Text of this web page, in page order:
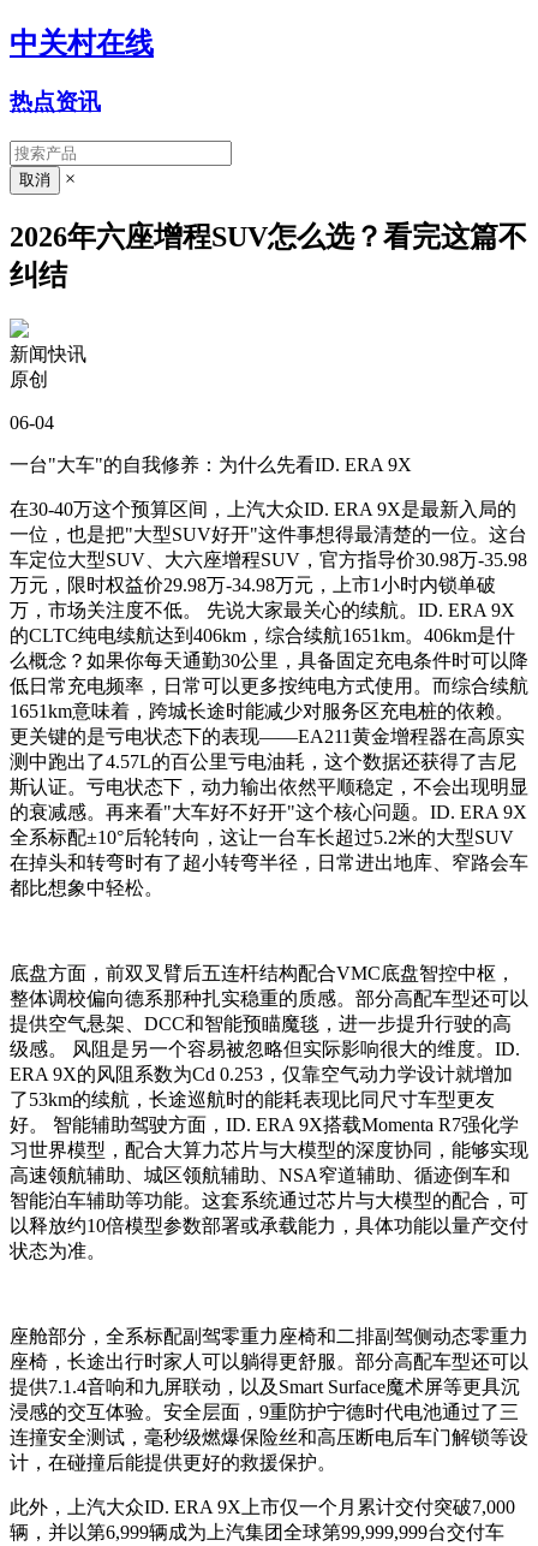
中关村在线
热点资讯
×
2026年六座增程SUV怎么选？看完这篇不
纠结
新闻快讯
原创
06-04
一台"大车"的自我修养：为什么先看ID. ERA 9X
在30-40万这个预算区间，上汽大众ID. ERA 9X是最新入局的
一位，也是把"大型SUV好开"这件事想得最清楚的一位。这台
车定位大型SUV、大六座增程SUV，官方指导价30.98万-35.98
万元，限时权益价29.98万-34.98万元，上市1小时内锁单破
万，市场关注度不低。 先说大家最关心的续航。ID. ERA 9X
的CLTC纯电续航达到406km，综合续航1651km。406km是什
么概念？如果你每天通勤30公里，具备固定充电条件时可以降
低日常充电频率，日常可以更多按纯电方式使用。而综合续航
1651km意味着，跨城长途时能减少对服务区充电桩的依赖。
更关键的是亏电状态下的表现——EA211黄金增程器在高原实
测中跑出了4.57L的百公里亏电油耗，这个数据还获得了吉尼
斯认证。亏电状态下，动力输出依然平顺稳定，不会出现明显
的衰减感。再来看"大车好不好开"这个核心问题。ID. ERA 9X
全系标配±10°后轮转向，这让一台车长超过5.2米的大型SUV
在掉头和转弯时有了超小转弯半径，日常进出地库、窄路会车
都比想象中轻松。
底盘方面，前双叉臂后五连杆结构配合VMC底盘智控中枢，
整体调校偏向德系那种扎实稳重的质感。部分高配车型还可以
提供空气悬架、DCC和智能预瞄魔毯，进一步提升行驶的高
级感。 风阻是另一个容易被忽略但实际影响很大的维度。ID.
ERA 9X的风阻系数为Cd 0.253，仅靠空气动力学设计就增加
了53km的续航，长途巡航时的能耗表现比同尺寸车型更友
好。 智能辅助驾驶方面，ID. ERA 9X搭载Momenta R7强化学
习世界模型，配合大算力芯片与大模型的深度协同，能够实现
高速领航辅助、城区领航辅助、NSA窄道辅助、循迹倒车和
智能泊车辅助等功能。这套系统通过芯片与大模型的配合，可
以释放约10倍模型参数部署或承载能力，具体功能以量产交付
状态为准。
座舱部分，全系标配副驾零重力座椅和二排副驾侧动态零重力
座椅，长途出行时家人可以躺得更舒服。部分高配车型还可以
提供7.1.4音响和九屏联动，以及Smart Surface魔术屏等更具沉
浸感的交互体验。安全层面，9重防护宁德时代电池通过了三
连撞安全测试，毫秒级燃爆保险丝和高压断电后车门解锁等设
计，在碰撞后能提供更好的救援保护。
此外，上汽大众ID. ERA 9X上市仅一个月累计交付突破7,000
辆，并以第6,999辆成为上汽集团全球第99,999,999台交付车